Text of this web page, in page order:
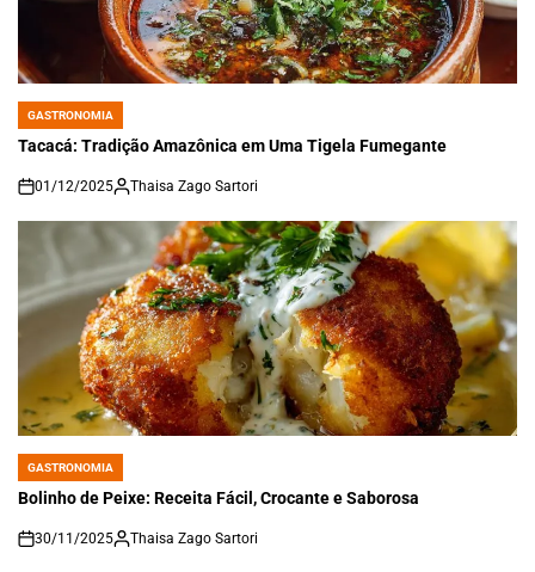
POSTED
IN
GASTRONOMIA
Tacacá: Tradição Amazônica em Uma Tigela Fumegante
on
01/12/2025 Thaisa Zago Sartori
POSTED
IN
GASTRONOMIA
Bolinho de Peixe: Receita Fácil, Crocante e Saborosa
on
30/11/2025 Thaisa Zago Sartori